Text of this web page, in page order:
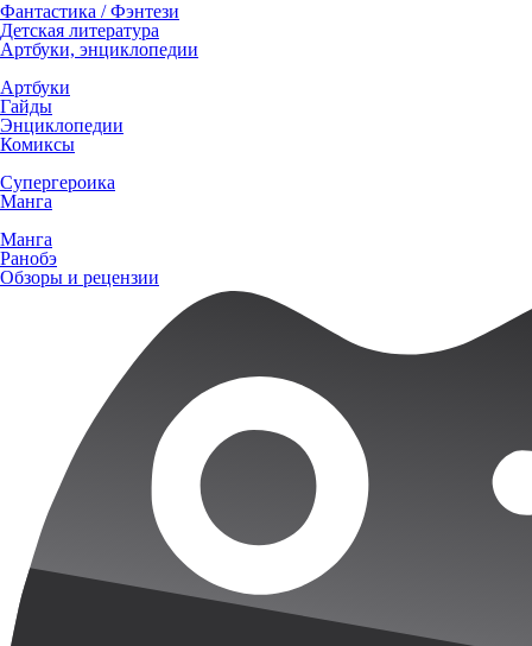
Фантастика / Фэнтези
Детская литература
Артбуки, энциклопедии
Артбуки
Гайды
Энциклопедии
Комиксы
Супергероика
Манга
Манга
Ранобэ
Обзоры и рецензии